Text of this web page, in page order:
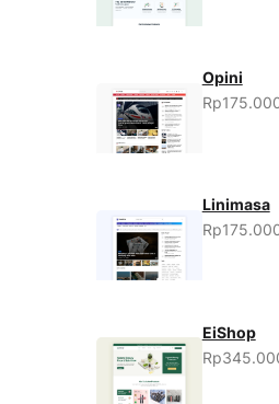
Opini
Linimasa
EiShop